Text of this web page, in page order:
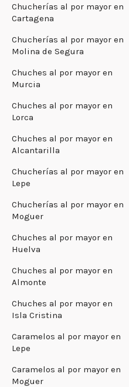
Chucherías al por mayor en
Cartagena
Chucherías al por mayor en
Molina de Segura
Chuches al por mayor en
Murcia
Chuches al por mayor en
Lorca
Chuches al por mayor en
Alcantarilla
Chucherías al por mayor en
Lepe
Chucherías al por mayor en
Moguer
Chuches al por mayor en
Huelva
Chuches al por mayor en
Almonte
Chuches al por mayor en
Isla Cristina
Caramelos al por mayor en
Lepe
Caramelos al por mayor en
Moguer